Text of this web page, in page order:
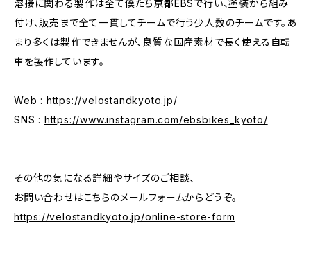
溶接に関わる製作は全て僕たち京都EBSで行い、塗装から組み
付け、販売まで全て一貫してチームで行う少人数のチームです。あ
まり多くは製作できませんが、良質な国産素材で長く使える自転
車を製作しています。
Web : https://velostandkyoto.jp/
SNS : https://www.instagram.com/ebsbikes_kyoto/
その他の気になる詳細やサイズのご相談、
お問い合わせはこちらのメールフォームからどうぞ。
https://velostandkyoto.jp/online-store-form